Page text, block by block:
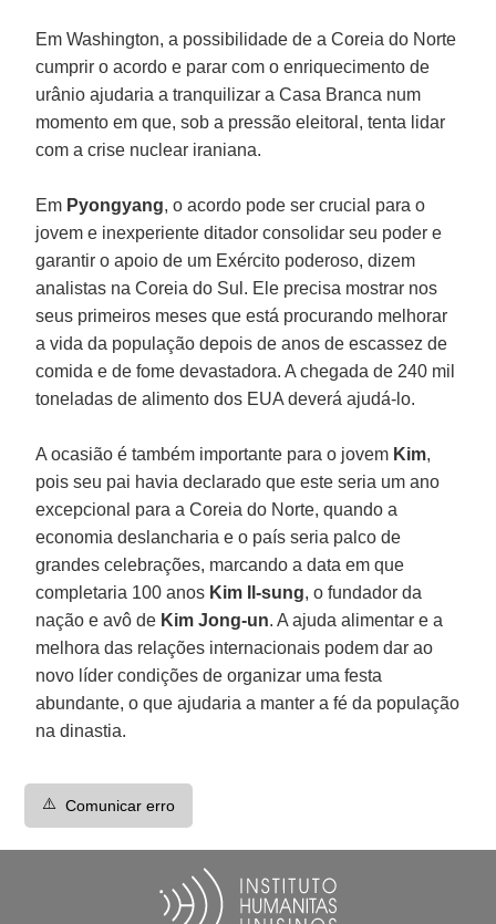
Em Washington, a possibilidade de a Coreia do Norte
cumprir o acordo e parar com o enriquecimento de
urânio ajudaria a tranquilizar a Casa Branca num
momento em que, sob a pressão eleitoral, tenta lidar
com a crise nuclear iraniana.
Em Pyongyang, o acordo pode ser crucial para o
jovem e inexperiente ditador consolidar seu poder e
garantir o apoio de um Exército poderoso, dizem
analistas na Coreia do Sul. Ele precisa mostrar nos
seus primeiros meses que está procurando melhorar
a vida da população depois de anos de escassez de
comida e de fome devastadora. A chegada de 240 mil
toneladas de alimento dos EUA deverá ajudá-lo.
A ocasião é também importante para o jovem Kim,
pois seu pai havia declarado que este seria um ano
excepcional para a Coreia do Norte, quando a
economia deslancharia e o país seria palco de
grandes celebrações, marcando a data em que
completaria 100 anos Kim Il-sung, o fundador da
nação e avô de Kim Jong-un. A ajuda alimentar e a
melhora das relações internacionais podem dar ao
novo líder condições de organizar uma festa
abundante, o que ajudaria a manter a fé da população
na dinastia.
⚠️ Comunicar erro